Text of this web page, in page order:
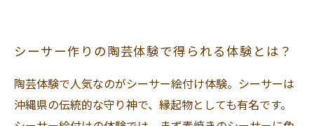
シーサー作りの陶芸体験で得られる体験とは？
陶芸体験で人気なのがシーサー絵付け体験。シーサーは
沖縄県の伝統的な守り神で、縁起物としても有名です。